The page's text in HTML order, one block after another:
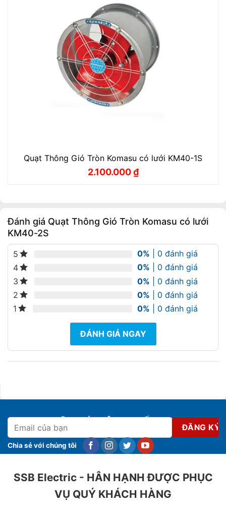
Quạt Thông Gió Tròn Komasu có lưới KM40-1S
Giá
2.100.000₫
Giá
Đánh giá Quạt Thông Gió Tròn Komasu có lưới
KM40-2S
5 0% | 0 đánh giá
4
0% | 0 đánh giá
3
0% | 0 đánh giá
2
0% | 0 đánh giá
1
0% | 0 đánh giá
ĐÁNH GIÁ NGAY
ĐĂNG KÝ NHẬN KHUYẾN MẠI
Chia sẻ với chúng tôi
SSB Electric - HÂN HẠNH ĐƯỢC PHỤC
VỤ QUÝ KHÁCH HÀNG